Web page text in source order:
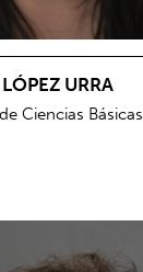
URRA
Ciencias Básicas